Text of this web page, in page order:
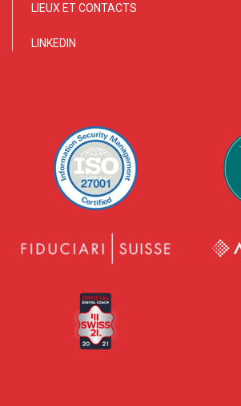
LIEUX ET CONTACTS
LINKEDIN